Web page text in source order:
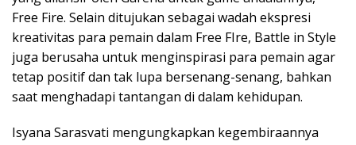
Free Fire. Selain ditujukan sebagai wadah ekspresi
kreativitas para pemain dalam Free FIre, Battle in Style
juga berusaha untuk menginspirasi para pemain agar
tetap positif dan tak lupa bersenang-senang, bahkan
saat menghadapi tantangan di dalam kehidupan.
Isyana Sarasvati mengungkapkan kegembiraannya